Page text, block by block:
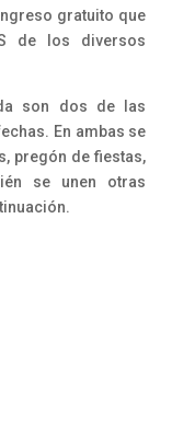
gratuito que
de los diversos
son dos de las
En ambas se
pregón de fiestas,
se unen otras